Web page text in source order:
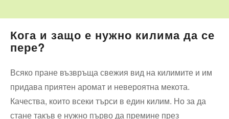
Кога и защо е нужно килима да се
пере?
Всяко пране възвръща свежия вид на килимите и им
придава приятен аромат и невероятна мекота.
Качества, които всеки търси в един килим. Но за да
стане такъв е нужно първо да премине през